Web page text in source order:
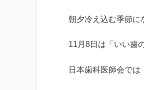
朝夕冷え込む季節に
11月8日は「いい歯
日本歯科医師会で